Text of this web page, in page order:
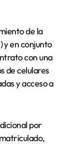
de la
y en conjunto
con una
de celulares
y acceso a
por